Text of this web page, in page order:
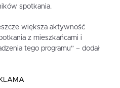
spotkania.
większa aktywność
z mieszkańcami i
tego programu” – dodał